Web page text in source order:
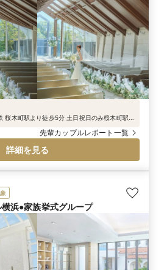
桜木町駅より徒歩5分 土日祝日のみ桜木町駅
先輩カップルレポート一覧
詳細を見る
浜●家族挙式グループ